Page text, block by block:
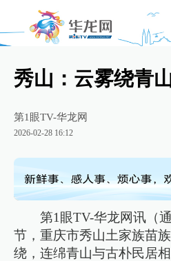
秀山：云雾绕青
第1眼TV-华龙网
2026-02-28 16:12
第1眼TV-华龙网讯（
节，重庆市秀山土家族苗
绕，连绵青山与古朴民居